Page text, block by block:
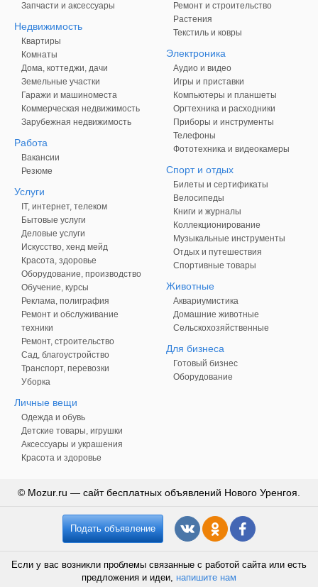
Запчасти и аксессуары
Недвижимость
Квартиры
Комнаты
Дома, коттеджи, дачи
Земельные участки
Гаражи и машиноместа
Коммерческая недвижимость
Зарубежная недвижимость
Работа
Вакансии
Резюме
Услуги
IT, интернет, телеком
Бытовые услуги
Деловые услуги
Искусство, хенд мейд
Красота, здоровье
Оборудование, производство
Обучение, курсы
Реклама, полиграфия
Ремонт и обслуживание
техники
Ремонт, строительство
Сад, благоустройство
Транспорт, перевозки
Уборка
Личные вещи
Одежда и обувь
Детские товары, игрушки
Аксессуары и украшения
Красота и здоровье
Ремонт и строительство
Растения
Текстиль и ковры
Электроника
Аудио и видео
Игры и приставки
Компьютеры и планшеты
Оргтехника и расходники
Приборы и инструменты
Телефоны
Фототехника и видеокамеры
Спорт и отдых
Билеты и сертификаты
Велосипеды
Книги и журналы
Коллекционирование
Музыкальные инструменты
Отдых и путешествия
Спортивные товары
Животные
Аквариумистика
Домашние животные
Сельскохозяйственные
Для бизнеса
Готовый бизнес
Оборудование
© Mozur.ru — сайт бесплатных объявлений Нового Уренгоя.
Подать объявление
Если у вас возникли проблемы связанные с работой сайта или есть
предложения и идеи, напишите нам